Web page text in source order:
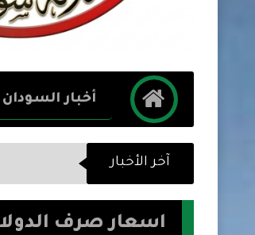
أخبار السودان
آخر الأخبار
اسعار صرف